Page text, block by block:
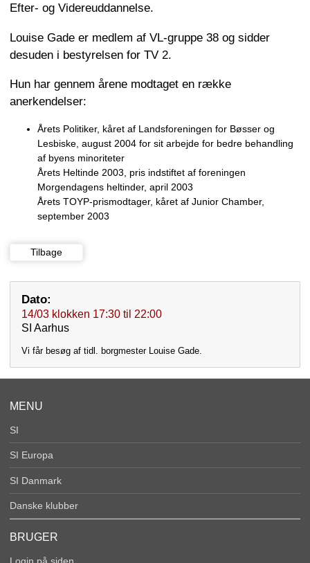
Efter- og Videreuddannelse.
Louise Gade er medlem af VL-gruppe 38 og sidder
desuden i bestyrelsen for TV 2.
Hun har gennem årene modtaget en række
anerkendelser:
Årets Politiker, kåret af Landsforeningen for Bøsser og
Lesbiske, august 2004 for sit arbejde for bedre behandling
af byens minoriteter
Årets Heltinde 2003, pris indstiftet af foreningen
Morgendagens heltinder, april 2003
Årets TOYP-prismodtager, kåret af Junior Chamber,
september 2003
Tilbage
Dato:
14/03 klokken 17:30 til 22:00
SI Aarhus
Vi får besøg af tidl. borgmester Louise Gade.
MENU
SI
SI Europa
SI Danmark
Danske klubber
BRUGER